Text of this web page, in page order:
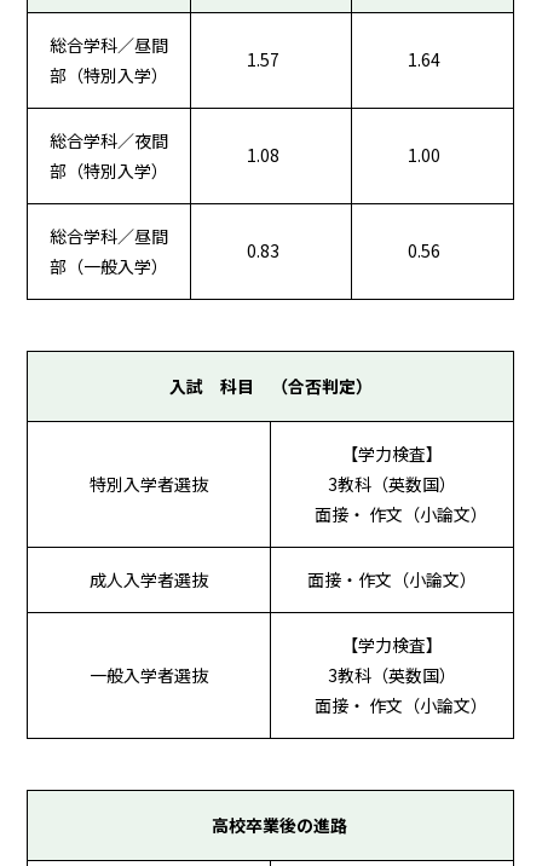
総合学科／昼間
部（特別入学）
1.57 1.64
総合学科／夜間
部（特別入学）
1.08 1.00
総合学科／昼間
部（一般入学）
0.83 0.56
入試 科目 （合否判定）
特別入学者選抜
【学力検査】
3教科（英数国）
面接・ 作文（小論文）
成人入学者選抜 面接・作文（小論文）
一般入学者選抜
【学力検査】
3教科（英数国）
面接・ 作文（小論文）
高校卒業後の進路